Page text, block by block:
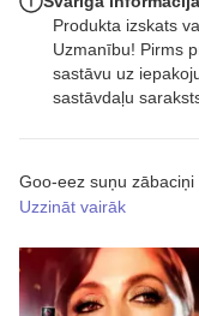
Goo-eez suņu zābaciņi
Uzzināt vairāk
Produkta izskats
Uzmanību! Pirms
sastāvu uz
sastāvdaļu